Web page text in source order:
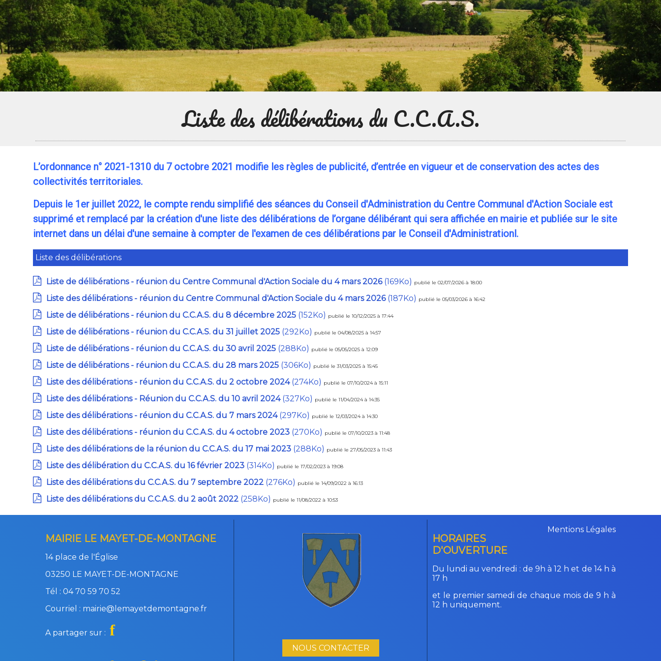
Liste des délibérations du C.C.A.S.
L’ordonnance n° 2021-1310 du 7 octobre 2021 modifie les règles de publicité, d’entrée en vigueur et de conservation des actes des
collectivités territoriales.
Depuis le 1er juillet 2022, le compte rendu simplifié des séances du Conseil d'Administration du Centre Communal d'Action Sociale est
supprimé et remplacé par la création d'une liste des délibérations de l’organe délibérant qui sera affichée en mairie et publiée sur le site
internet dans un délai d'une semaine à compter de l'examen de ces délibérations par le Conseil d'Administrationl.
Liste des délibérations
Liste de délibérations - réunion du Centre Communal d'Action Sociale du 4 mars 2026(169Ko) publié le 02/07/2026 à 18:00
Liste des délibérations - réunion du Centre Communal d'Action Sociale du 4 mars 2026(187Ko) publié le 05/03/2026 à 16:42
Liste de délibérations - réunion du C.C.A.S. du 8 décembre 2025 (152Ko) publié le 10/12/2025 à 17:44
Liste de délibérations - réunion du C.C.A.S. du 31 juillet 2025 (292Ko) publié le 04/08/2025 à 14:57
Liste de délibérations - réunion du C.C.A.S. du 30 avril 2025 (288Ko) publié le 05/05/2025 à 12:09
Liste de délibérations - réunion du C.C.A.S. du 28 mars 2025 (306Ko) publié le 31/03/2025 à 15:45
Liste des délibérations - réunion du C.C.A.S. du 2 octobre 2024(274Ko) publié le 07/10/2024 à 15:11
Liste des délibérations - Réunion du C.C.A.S. du 10 avril 2024(327Ko) publié le 11/04/2024 à 14:35
Liste des délibérations - réunion du C.C.A.S. du 7 mars 2024(297Ko) publié le 12/03/2024 à 14:30
Liste des délibérations - réunion du C.C.A.S. du 4 octobre 2023 (270Ko) publié le 07/10/2023 à 11:48
Liste des délibérations de la réunion du C.C.A.S. du 17 mai 2023 (288Ko) publié le 27/05/2023 à 11:43
Liste des délibération du C.C.A.S. du 16 février 2023 (314Ko) publié le 17/02/2023 à 19:08
Liste des délibérations du C.C.A.S. du 7 septembre 2022 (276Ko) publié le 14/09/2022 à 16:13
Liste des délibérations du C.C.A.S. du 2 août 2022 (258Ko) publié le 11/08/2022 à 10:53
MAIRIE LE MAYET-DE-MONTAGNE
14 place de l'Église
03250 LE MAYET-DE-MONTAGNE
Tél : 04 70 59 70 52
Courriel : mairie@lemayetdemontagne.fr
A partager sur : f
NOUS CONTACTER
Mentions Légales
HORAIRES
D'OUVERTURE
Du lundi au vendredi : de 9h à 12 h et de 14 h à
17 h
et le premier samedi de chaque mois de 9 h à
12 h uniquement.